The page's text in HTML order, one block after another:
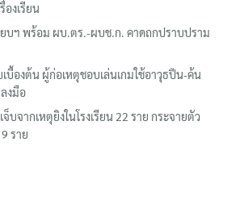
องเรียน
ยบฯ พร้อม ผบ.ตร.-ผบช.ก. คาดถกปราบปราม
บื้องต้น ผู้ก่อเหตุชอบเล่นเกมใช้อาวุธปืน-ค้น
งมือ
บจากเหตุยิงในโรงเรียน 22 ราย กระจายตัว
ราย